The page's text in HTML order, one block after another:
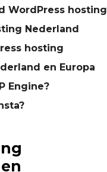
WordPress hosting
Nederland
hosting
en Europa
Engine?